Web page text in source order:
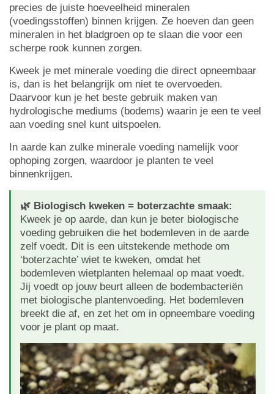
precies de juiste hoeveelheid mineralen
(voedingsstoffen) binnen krijgen. Ze hoeven dan geen
mineralen in het bladgroen op te slaan die voor een
scherpe rook kunnen zorgen.
Kweek je met minerale voeding die direct opneembaar
is, dan is het belangrijk om niet te overvoeden.
Daarvoor kun je het beste gebruik maken van
hydrologische mediums (bodems) waarin je een te veel
aan voeding snel kunt uitspoelen.
In aarde kan zulke minerale voeding namelijk voor
ophoping zorgen, waardoor je planten te veel
binnenkrijgen.
🌿 Biologisch kweken = boterzachte smaak:
Kweek je op aarde, dan kun je beter biologische
voeding gebruiken die het bodemleven in de aarde
zelf voedt. Dit is een uitstekende methode om
‘boterzachte’ wiet te kweken, omdat het
bodemleven wietplanten helemaal op maat voedt.
Jij voedt op jouw beurt alleen de bodembacteriën
met biologische plantenvoeding. Het bodemleven
breekt die af, en zet het om in opneembare voeding
voor je plant op maat.